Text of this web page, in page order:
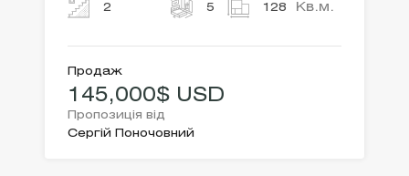
2 5 128 Кв.м.
Продаж
145,000$ USD
Пропозиція від
Сергій Поночовний